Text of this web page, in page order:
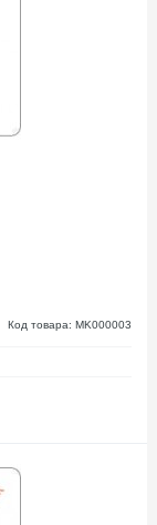
Код товара: MK000003